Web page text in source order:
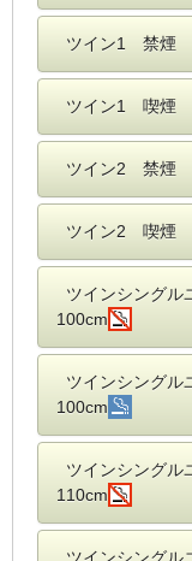
ツイン1 禁煙 /
ツイン1 喫煙 /
ツイン2 禁煙 /
ツイン2 喫煙 /
ツインシング
100cm
ツインシング
100cm
ツインシング
110cm